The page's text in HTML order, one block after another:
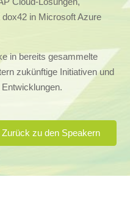
in Microsoft Azure
in bereits gesammelte
zukünftige Initiativen und
Zurück zu den Speakern